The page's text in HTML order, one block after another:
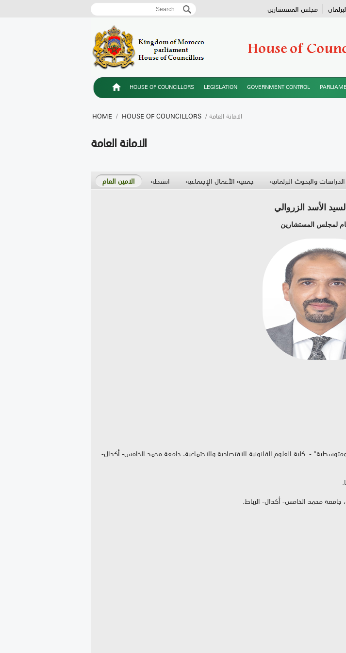
Search form
Search مجلس المستشارين
HOUSE OF COUNCILLORS LEGISLATION GOVERNMENT CONTROL
HOME / HOUSE OF COUNCILLORS / الامانة العامة
الامانة العامة
الامين العام انشطة جمعية الأعمال الإجتماعية والبحوث البرلمانية
الأسد الزروالي
لمجلس المستشارين
- كلية العلوم القانونية الاقتصادية والاجتماعية، جامعة محمد الخامس- أكدال-
جامعة محمد الخامس- أكدال- الرباط.